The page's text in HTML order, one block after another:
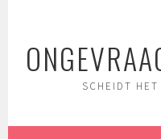
inhoud
SCHEIDT